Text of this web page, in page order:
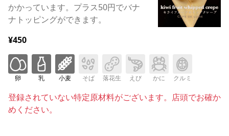
かかっています。プラス50円でバナ
ナトッピングができます。
¥450
卵 乳 小麦 そば 落花生 えび かに クルミ
登録されていない特定原材料がございます。店頭でお確か
めください。